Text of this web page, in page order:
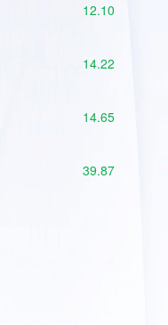
12.10
14.22
14.65
39.87